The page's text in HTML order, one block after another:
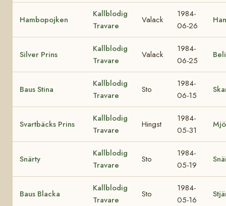
Hambopojken
Kallblodig
Travare
Valack
1984-
06-26
Silver Prins
Kallblodig
Travare
Valack
1984-
06-25
Baus Stina
Kallblodig
Travare
Sto
1984-
06-15
Svartbäcks Prins
Kallblodig
Travare
Hingst
1984-
05-31
Snärty
Kallblodig
Travare
Sto
1984-
05-19
Baus Blacka
Kallblodig
Travare
Sto
1984-
05-16